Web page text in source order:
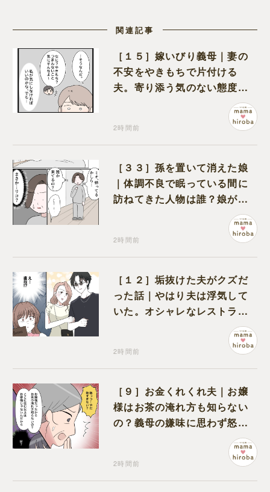
関連記事
［１５］嫁いびり義母｜妻の
不安をやきもちで片付ける
夫。寄り添う気のない態度に
2時間前
［３３］孫を置いて消えた娘
｜体調不良で眠っている間に
訪ねてきた人物は誰？娘が戻
ってきたのかと不安になる
2時間前
［１２］垢抜けた夫がクズだ
った話｜やはり夫は浮気して
いた。オシャレなレストラン
2時間前
［９］お金くれくれ夫｜お嬢
様はお茶の淹れ方も知らない
の？義母の嫌味に思わず怒り
2時間前